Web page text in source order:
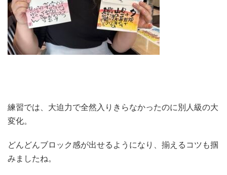
練習では、大迫力で全然入りきらなかったのに別人級の大
変化。
どんどんブロック感が出せるようになり、揃えるコツも掴
みましたね。